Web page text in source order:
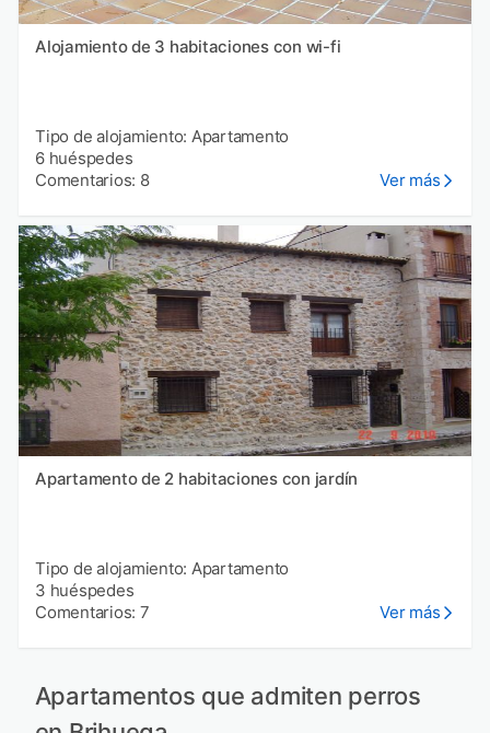
Alojamiento de 3 habitaciones con wi-fi
Tipo de alojamiento: Apartamento
6 huéspedes
Comentarios: 8
Ver más
Apartamento de 2 habitaciones con jardín
Tipo de alojamiento: Apartamento
3 huéspedes
Comentarios: 7
Ver más
Apartamentos que admiten perros